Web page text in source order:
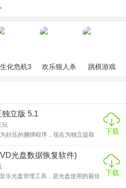
生化危机3
欢乐狼人杀
跳棋游戏
立版 5.1
玩
好压的捆绑程序，现在为独立提取
和ZIP压缩包类似，它将特定的一系列
作成单一的文件，以方便用户下载和
的操作系统、游戏等。镜像文件不仅
”功能，它最重要的特点是可以被特定
下载
光盘数据恢复软件)
费下载
乐光盘管理工具，是光盘使用的最佳
下载